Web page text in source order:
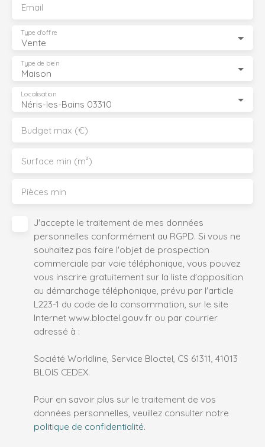
Email
Vente
Type d'offre
Maison
Type de bien
Néris-les-Bains 03310
Localisation
Budget max (€)
Surface min (m²)
Pièces min
J'accepte le traitement de mes données
personnelles conformément au RGPD. Si vous ne
souhaitez pas faire l'objet de prospection
commerciale par voie téléphonique, vous pouvez
vous inscrire gratuitement sur la liste d'opposition
au démarchage téléphonique, prévu par l'article
L223-1 du code de la consommation, sur le site
Internet www.bloctel.gouv.fr ou par courrier
adressé à :
Société Worldline, Service Bloctel, CS 61311, 41013
BLOIS CEDEX.
Pour en savoir plus sur le traitement de vos
données personnelles, veuillez consulter notre
politique de confidentialité.